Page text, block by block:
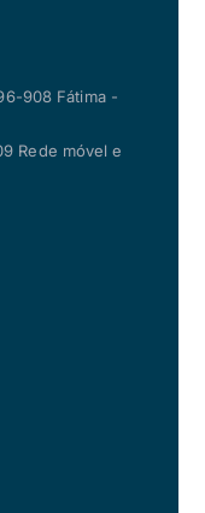
908 Fátima -
Rede móvel e